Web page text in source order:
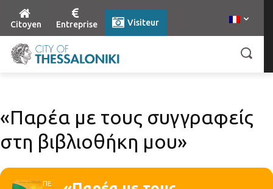
Citoyen Entreprise Visiteur
«Παρέα με τους συγγραφείς
στη βιβλιοθήκη μου»
ΠΕ